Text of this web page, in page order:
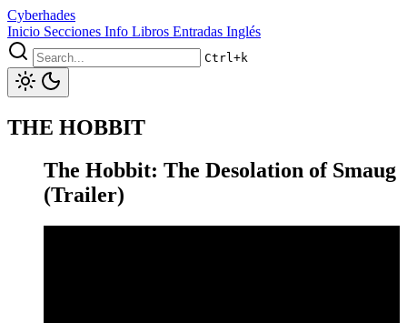
Cyberhades
Inicio Secciones Info Libros Entradas Inglés
Ctrl+k
THE HOBBIT
The Hobbit: The Desolation of Smaug
(Trailer)